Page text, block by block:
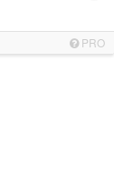
PRO